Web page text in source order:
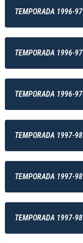
TEMPORADA 1996-97
TEMPORADA 1996-97
TEMPORADA 1996-97
TEMPORADA 1997-98
TEMPORADA 1997-98
TEMPORADA 1997-98